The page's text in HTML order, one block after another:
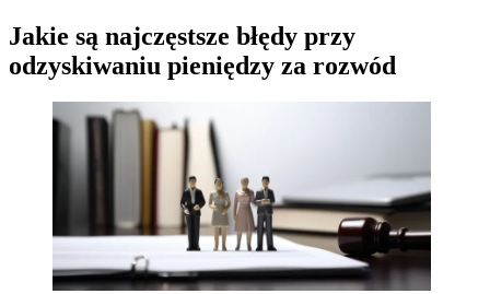
Jakie są najczęstsze błędy przy
odzyskiwaniu pieniędzy za rozwód